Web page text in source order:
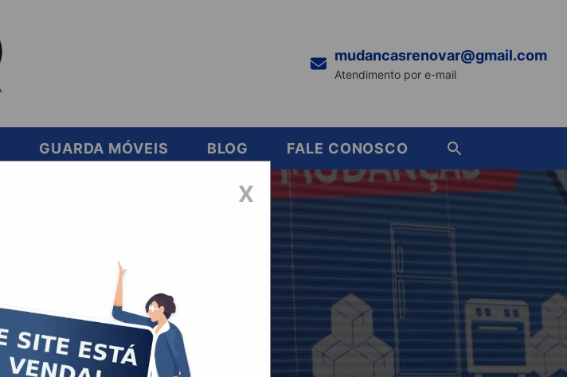
mudancasrenovar@gmail.com
Atendimento por e-mail
GUARDA MÓVEIS BLOG FALE CONOSCO
X